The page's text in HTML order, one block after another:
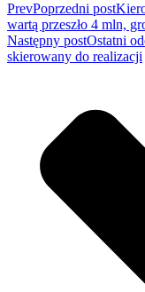
PrevPoprzedni post
wartą przeszło 4 mln,
Następny postOstatni
skierowany do realizacji